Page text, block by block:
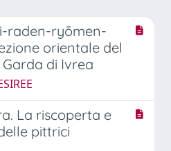
raden-ryōmen-
orientale del
Garda di Ivrea
La riscoperta e
pittrici